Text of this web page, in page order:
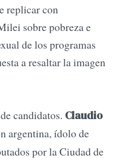
replicar con
sobre pobreza e
de los programas
a resaltar la imagen
candidatos. Claudio
argentina, ídolo de
por la Ciudad de